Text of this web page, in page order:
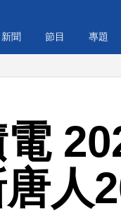
新聞 節目 專題
人